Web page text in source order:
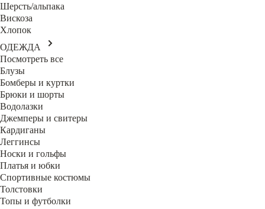
Шерсть/альпака
Вискоза
Хлопок
ОДЕЖДА
Посмотреть все
Блузы
Бомберы и куртки
Брюки и шорты
Водолазки
Джемперы и свитеры
Кардиганы
Леггинсы
Носки и гольфы
Платья и юбки
Спортивные костюмы
Толстовки
Топы и футболки